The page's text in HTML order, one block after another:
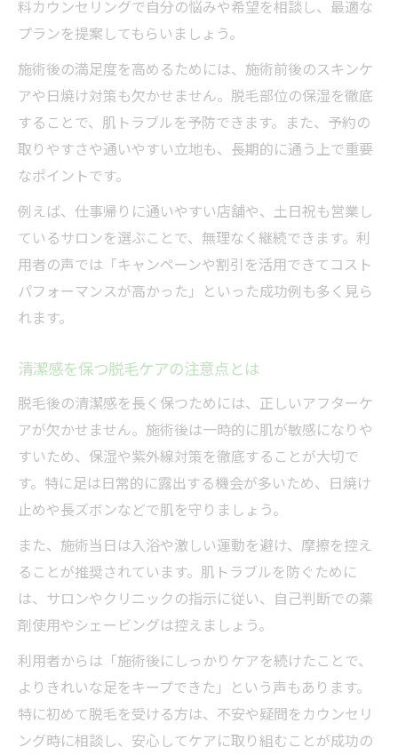
料カウンセリングで自分の悩みや希望を相談し、最適な
プランを提案してもらいましょう。
施術後の満足度を高めるためには、施術前後のスキンケ
アや日焼け対策も欠かせません。脱毛部位の保湿を徹底
することで、肌トラブルを予防できます。また、予約の
取りやすさや通いやすい立地も、長期的に通う上で重要
なポイントです。
例えば、仕事帰りに通いやすい店舗や、土日祝も営業し
ているサロンを選ぶことで、無理なく継続できます。利
用者の声では「キャンペーンや割引を活用できてコスト
パフォーマンスが高かった」といった成功例も多く見ら
れます。
清潔感を保つ脱毛ケアの注意点とは
脱毛後の清潔感を長く保つためには、正しいアフターケ
アが欠かせません。施術後は一時的に肌が敏感になりや
すいため、保湿や紫外線対策を徹底することが大切で
す。特に足は日常的に露出する機会が多いため、日焼け
止めや長ズボンなどで肌を守りましょう。
また、施術当日は入浴や激しい運動を避け、摩擦を控え
ることが推奨されています。肌トラブルを防ぐために
は、サロンやクリニックの指示に従い、自己判断での薬
剤使用やシェービングは控えましょう。
利用者からは「施術後にしっかりケアを続けたことで、
よりきれいな足をキープできた」という声もあります。
特に初めて脱毛を受ける方は、不安や疑問をカウンセリ
ング時に相談し、安心してケアに取り組むことが成功の